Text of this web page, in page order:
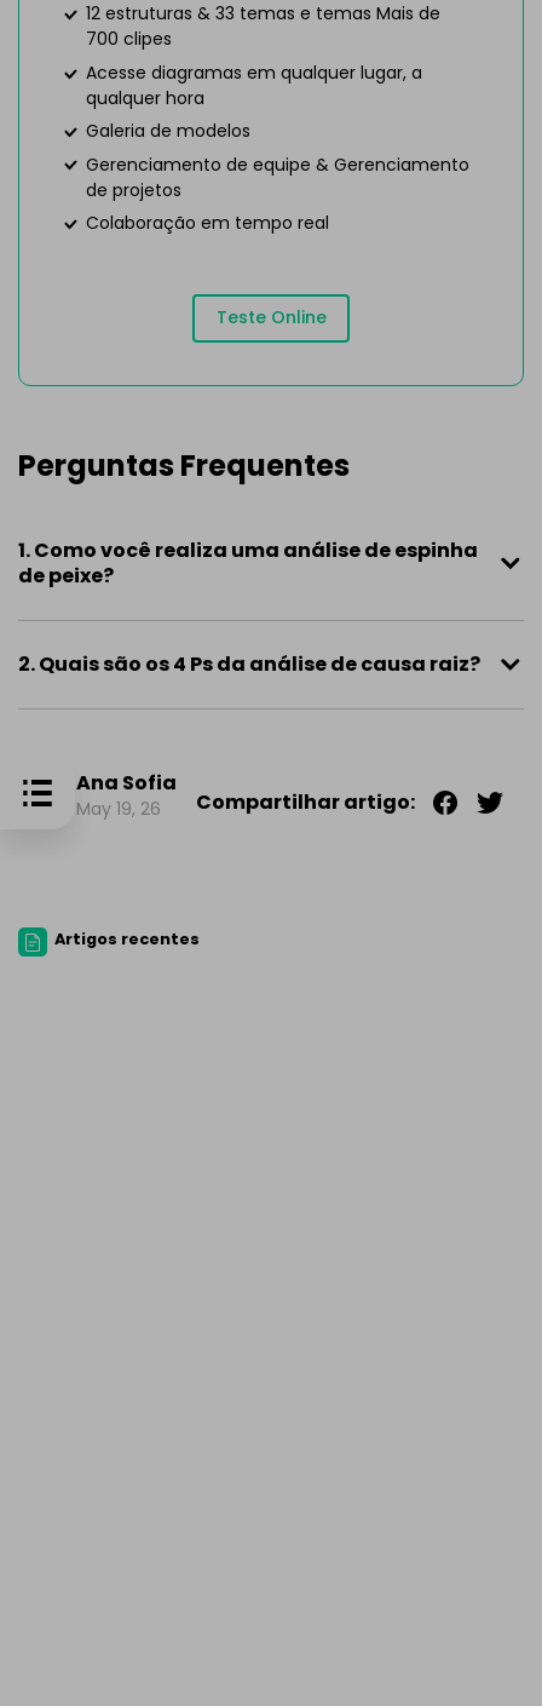
12 estruturas & 33 temas e temas Mais de
700 clipes
Acesse diagramas em qualquer lugar, a
qualquer hora
Galeria de modelos
Gerenciamento de equipe & Gerenciamento
de projetos
Colaboração em tempo real
Teste Online
Perguntas Frequentes
1. Como você realiza uma análise de espinha
de peixe?
2. Quais são os 4 Ps da análise de causa raiz?
Ana Sofia
May 19, 26 Compartilhar artigo:
Artigos recentes